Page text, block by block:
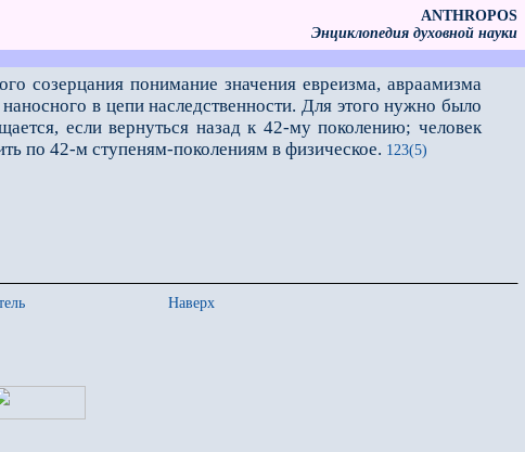
ANTHROPOS
Энциклопедия духовной науки
созерцания понимание значения евреизма, авраамизма
в цепи наследственности. Для этого нужно было
если вернуться назад к 42-му поколению; человек
по 42-м ступеням-поколениям в физическое. 123(5)
Наверх